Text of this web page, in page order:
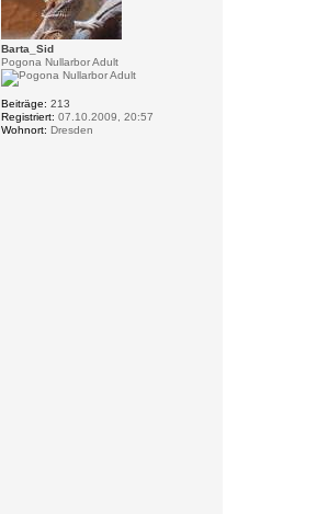
Barta_Sid
Pogona Nullarbor Adult
Beiträge: 213
Registriert: 07.10.2009, 20:57
Wohnort: Dresden